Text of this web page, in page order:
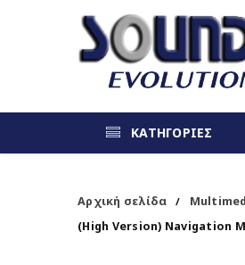
ΚΑΤΗΓΟΡΙΕΣ
Αρχική σελίδα /
(High Version) Navigation